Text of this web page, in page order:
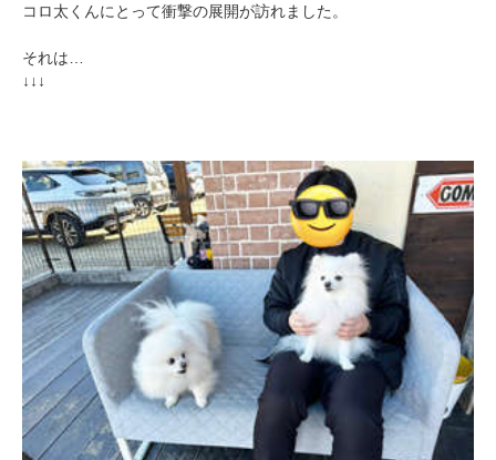
コロ太くんにとって衝撃の展開が訪れました。
それは…
↓↓↓